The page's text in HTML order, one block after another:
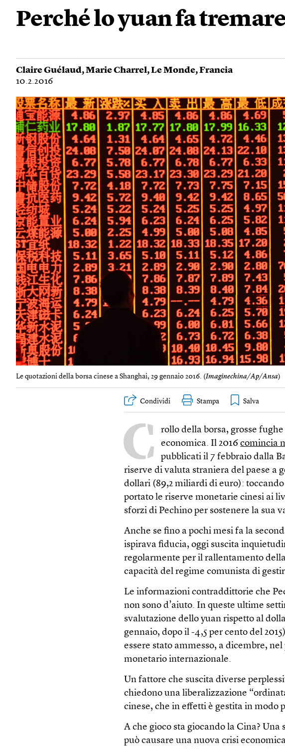
Perché lo yuan fa
Claire Guélaud,Marie Charrel,Le Monde,Francia
10.2.2016
Le quotazioni della borsa cinese a Shanghai, 29 gennaio 2016. (Imaginechina/Ap/Ansa)
Condividi Stampa
C
rollo della borsa, grosse
economica. Il 2016comincia
pubblicati il 7 febbraio dalla
riserve di valuta straniera del paese a
dollari (89,2 miliardi di euro):
portato le riserve monetarie cinesi ai
sforzi di Pechino per sostenere la sua
Anche se fino a pochi mesi fa la
ispirava fiducia, oggi suscita
regolarmente per il rallentamento
capacità del regime comunista di
Le informazioni contraddittorie che
non sono d’aiuto. In queste ultime
svalutazione dello yuan rispetto al
gennaio, dopo il -4,5 per cento del
essere stato ammesso, a dicembre,
monetario internazionale.
Un fattore che suscita diverse
chiedono una liberalizzazione
cinese, che in effetti è gestita in modo
A che gioco sta giocando la Cina?
può causare una nuova crisi